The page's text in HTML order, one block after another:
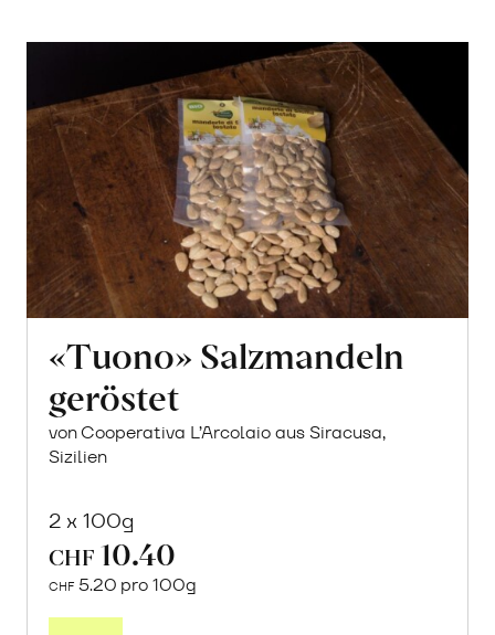
«Tuono» Salzmandeln
geröstet
von Cooperativa L’Arcolaio aus Siracusa,
Sizilien
2 x 100g
CHF 10.40
CHF 5.20 pro 100g